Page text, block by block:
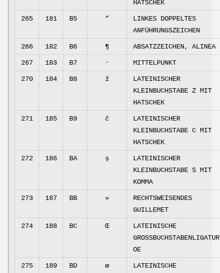
HATSCHEK
265 181 B5 ”
LINKES DOPPELTES
ANFÜHRUNGSZEICHEN
266 182 B6 ¶ ABSATZZEICHEN, ALINEA
267 183 B7 · MITTELPUNKT
270 184 B8 ž
LATEINISCHER
KLEINBUCHSTABE Z MIT
HATSCHEK
271 185 B9 č
LATEINISCHER
KLEINBUCHSTABE C MIT
HATSCHEK
272 186 BA ș
LATEINISCHER
KLEINBUCHSTABE S MIT
KOMMA
273 187 BB »
RECHTSWEISENDES
GUILLEMET
274 188 BC Œ
LATEINISCHE
GROSSBUCHSTABENLIGATUR
OE
275 189 BD œ
LATEINISCHE